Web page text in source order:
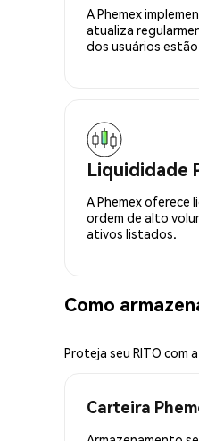
A Phemex
atualiza
dos usuários
Liquididade
A Phemex
ordem de alto
ativos listados.
Como
Proteja seu RITO com
Carteira